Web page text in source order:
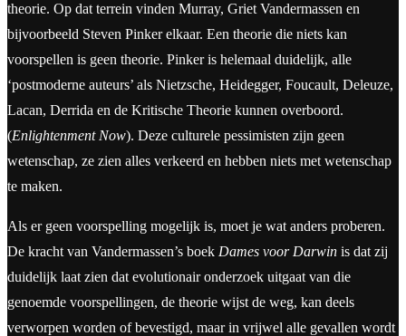
theorie. Op dat terrein vinden Murray, Griet Vandermassen en
bijvoorbeeld Steven Pinker elkaar. Een theorie die niets kan
voorspellen is geen theorie. Pinker is helemaal duidelijk, alle
‘postmoderne auteurs’ als Nietzsche, Heidegger, Foucault, Deleuze,
Lacan, Derrida en de Kritische Theorie kunnen overboord.
(Enlightenment Now). Deze culturele pessimisten zijn geen
wetenschap, ze zien alles verkeerd en hebben niets met wetenschap
te maken.
Als er geen voorspelling mogelijk is, moet je wat anders proberen.
De kracht van Vandermassen’s boek Dames voor Darwin is dat zij
duidelijk laat zien dat evolutionair onderzoek uitgaat van die
genoemde voorspellingen, de theorie wijst de weg, kan deels
verworpen worden of bevestigd, maar in vrijwel alle gevallen wordt